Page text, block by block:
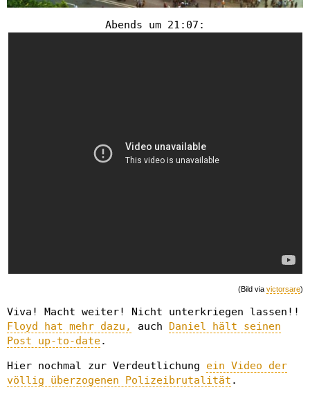
Abends um 21:07:
(Bild via victorsare)
Viva! Macht weiter! Nicht unterkriegen lassen!!
Floyd hat mehr dazu,
auch Daniel hält seinen
Post up-to-date.
Hier nochmal zur Verdeutlichung ein Video der
völlig überzogenen Polizeibrutalität .